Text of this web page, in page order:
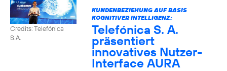
Credits: Telefónica
S.A.
KUNDENBEZIEHUNG AUF BASIS
KOGNITIVER INTELLIGENZ:
Telefónica S. A.
präsentiert
innovatives Nutzer-
Interface AURA